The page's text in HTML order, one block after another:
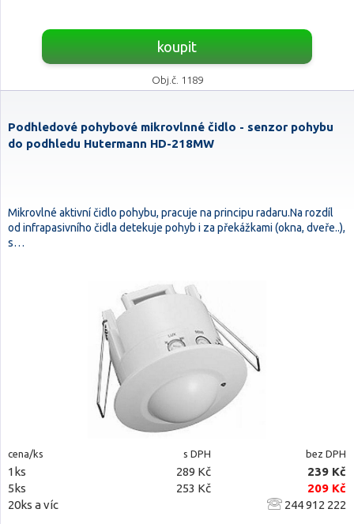
koupit
Obj.č. 1189
Podhledové pohybové mikrovlnné čidlo - senzor pohybu
do podhledu Hutermann HD-218MW
Mikrovlné aktivní čidlo pohybu, pracuje na principu radaru.Na rozdíl
od infrapasivního čidla detekuje pohyb i za překážkami (okna, dveře..),
s…
cena/ks s DPH bez DPH
1ks 289 Kč
239 Kč
5ks
253 Kč
209 Kč
20ks a víc
244 912 222